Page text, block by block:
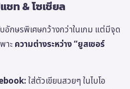
ชท & โซเชียล
อักษรพิเศษกว้างกว่าในเกม แต่มีจุด
าะความต่างระหว่าง “ยูสเซอร์
ใส่ตัวเขียนสวยๆ ในไบโอ